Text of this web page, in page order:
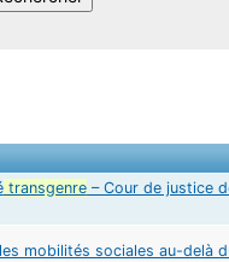
transgenre– Cour de justice
mobilités sociales au-delà